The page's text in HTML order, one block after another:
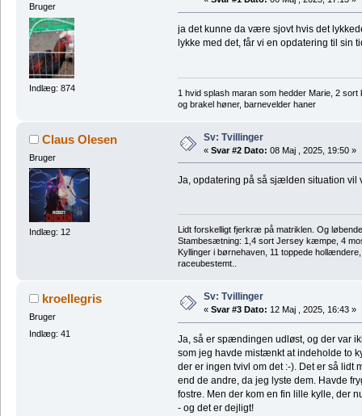
Bruger
Indlæg: 874
ja det kunne da være sjovt hvis det
lykke med det, får vi en opdatering til sin
1 hvid splash maran som hedder Marie, 2
og brakel høner, barnevelder haner
Claus Olesen
Bruger
Indlæg: 12
Sv: Tvillinger
« Svar #2 Dato: 08 Maj , 2025, 19:50 »
Ja, opdatering på så sjælden situation
Lidt forskelligt fjerkræ på matriklen. Og
Stambesætning: 1,4 sort Jersey kæmpe, 4
Kyllinger i børnehaven, 11 toppede
raceubestemt..
kroellegris
Bruger
Indlæg: 41
Sv: Tvillinger
« Svar #3 Dato: 12 Maj , 2025, 16:43 »
Ja, så er spændingen udløst, og der var
som jeg havde mistænkt at indeholde to
der er ingen tvivl om det :-). Det er så lidt
end de andre, da jeg lyste dem. Havde
fostre. Men der kom en fin lille kylle, der
- og det er dejligt!